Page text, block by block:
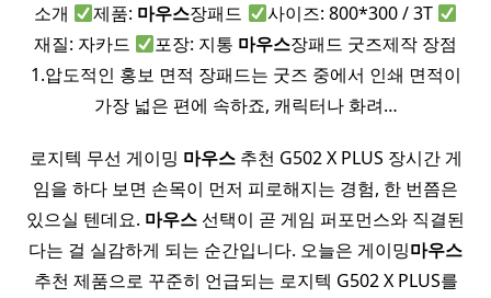
소개
제품: 마우스장패드
사이즈: 800*300 / 3T
재질: 자카드
포장: 지통 마우스장패드 굿즈제작 장점
1.압도적인 홍보 면적 장패드는 굿즈 중에서 인쇄 면적이
가장 넓은 편에 속하죠, 캐릭터나 화려…
로지텍 무선 게이밍 마우스추천 G502 X PLUS 장시간 게
임을 하다 보면 손목이 먼저 피로해지는 경험, 한 번쯤은
있으실 텐데요. 마우스 선택이 곧 게임 퍼포먼스와 직결된
다는 걸 실감하게 되는 순간입니다. 오늘은 게이밍마우스
추천 제품으로 꾸준히 언급되는 로지텍 G502 X PLUS를